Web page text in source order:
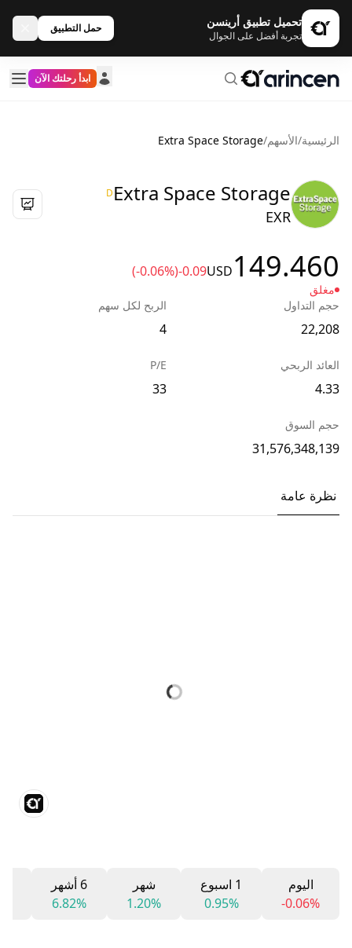
تحميل تطبيق أرينسن
تجربة أفضل على الجوال
حمل التطبيق
ابدأ رحلتك الآن
الرئيسية/الأسهم/
Extra Space Storage
Extra Space Storage
D
EXR
149.460
USD
-0.09
(-0.06%)
مغلق
حجم التداول
22,208
الربح لكل سهم
4
العائد الربحي
4.33
P/E
33
حجم السوق
31,576,348,139
نظرة عامة
اليوم
-0.06%
1 اسبوع
0.95%
شهر
1.20%
6 أشهر
6.82%